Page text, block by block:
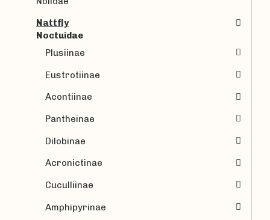
Nattfly
Noctuidae
Plusiinae
Eustrotiinae
Acontiinae
Pantheinae
Dilobinae
Acronictinae
Cuculliinae
Amphipyrinae